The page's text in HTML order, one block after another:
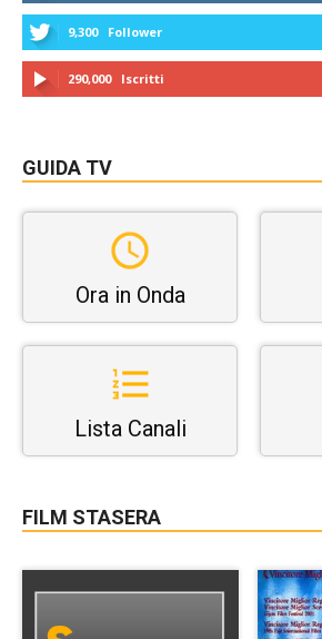
9,300 Follower
290,000 Iscritti
GUIDA TV
Ora in Onda
Lista Canali
FILM STASERA